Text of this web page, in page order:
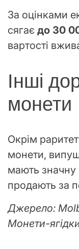
За оцінками
сягає до 30
вартості
Інші
монети
Окрім
монети,
мають значну
продають за
Джерело:
Монети-